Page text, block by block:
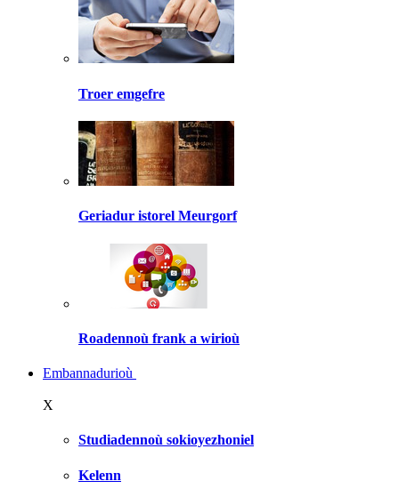
Troer emgefre
Geriadur istorel Meurgorf
Roadennoù frank a wirioù
Embannadurioù
X
Studiadennoù sokioyezhoniel
Kelenn